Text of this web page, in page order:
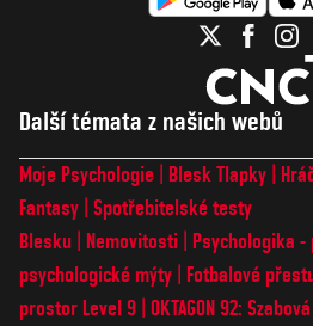
Další témata z našich webů
Moje Psychologie Blesk Tlapky
Fantasy Spotřebitelské testy
Blesku
Nemovitosti
Psychologika
psychologické mýty
Fotbalové
prostor Level 9 OKTAGON 92: